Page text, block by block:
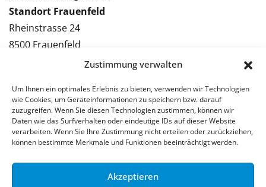
Zustimmung verwalten
Um Ihnen ein optimales Erlebnis zu bieten, verwenden wir Technologien
wie Cookies, um Geräteinformationen zu speichern bzw. darauf
zuzugreifen. Wenn Sie diesen Technologien zustimmen, können wir
Daten wie das Surfverhalten oder eindeutige IDs auf dieser Website
verarbeiten. Wenn Sie Ihre Zustimmung nicht erteilen oder zurückziehen,
können bestimmte Merkmale und Funktionen beeinträchtigt werden.
Akzeptieren
Standort Frauenfeld
Rheinstrasse 24
8500 Frauenfeld
Tel.: 052 224 09 09
Bewerben Frauenfeld
Stellenmeldung Frauenfeld
© 2026 Stellenpartner AG